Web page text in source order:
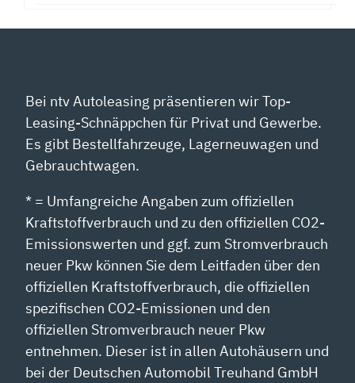
Bei ntv Autoleasing präsentieren wir Top-
Leasing-Schnäppchen für Privat und Gewerbe.
Es gibt Bestellfahrzeuge, Lagerneuwagen und
Gebrauchtwagen.
* = Umfangreiche Angaben zum offiziellen
Kraftstoffverbrauch und zu den offiziellen CO2-
Emissionswerten und ggf. zum Stromverbrauch
neuer Pkw können Sie dem Leitfaden über den
offiziellen Kraftstoffverbrauch, die offiziellen
spezifischen CO2-Emissionen und den
offiziellen Stromverbrauch neuer Pkw
entnehmen. Dieser ist in allen Autohäusern und
bei der Deutschen Automobil Treuhand GmbH